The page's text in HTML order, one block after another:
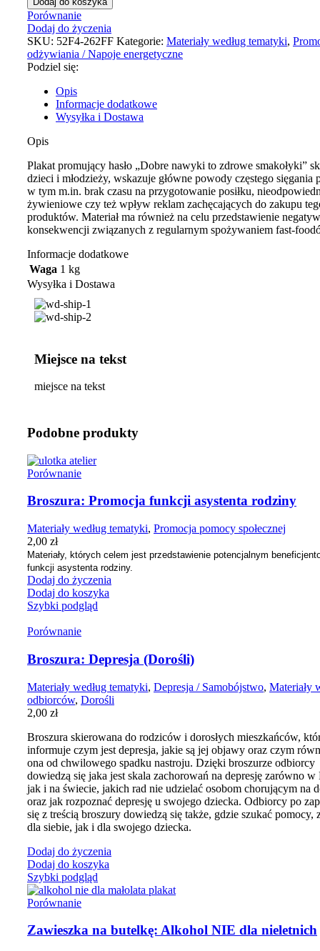
Porównanie
Dodaj do życzenia
SKU: 52F4-262FF Kategorie: Materiały według tematyki,
odżywiania / Napoje energetyczne
Podziel się:
Opis
Informacje dodatkowe
Wysyłka i Dostawa
Opis
Plakat promujący hasło „Dobre nawyki to zdrowe smakołyki”
dzieci i młodzieży, wskazuje główne powody częstego sięgania
w tym m.in. brak czasu na przygotowanie posiłku,
żywieniowe czy też wpływ reklam zachęcających do zakupu
produktów. Materiał ma również na celu przedstawienie
konsekwencji związanych z regularnym spożywaniem fast-
Informacje dodatkowe
Waga 1 kg
Wysyłka i Dostawa
Miejsce na tekst
miejsce na tekst
Podobne produkty
Porównanie
Broszura: Promocja funkcji asystenta rodziny
Materiały według tematyki, Promocja pomocy społecznej
2,00 zł
Materiały, których celem jest przedstawienie potencjalnym
funkcji asystenta rodziny.
Dodaj do życzenia
Dodaj do koszyka
Szybki podgląd
Porównanie
Broszura: Depresja (Dorośli)
Materiały według tematyki, Depresja / Samobójstwo, Materiały
odbiorców, Dorośli
2,00 zł
Broszura skierowana do rodziców i dorosłych mieszkańców,
informuje czym jest depresja, jakie są jej objawy oraz czym
ona od chwilowego spadku nastroju. Dzięki broszurze odbiorcy
dowiedzą się jaka jest skala zachorowań na depresję zarówno w
jak i na świecie, jakich rad nie udzielać osobom chorującym na
oraz jak rozpoznać depresję u swojego dziecka. Odbiorcy po
się z treścią broszury dowiedzą się także, gdzie szukać pomocy,
dla siebie, jak i dla swojego dziecka.
Dodaj do życzenia
Dodaj do koszyka
Szybki podgląd
Porównanie
Zawieszka na butelkę: Alkohol NIE dla nieletnich